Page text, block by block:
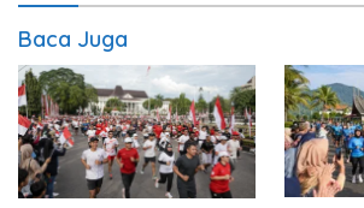
Baca Juga